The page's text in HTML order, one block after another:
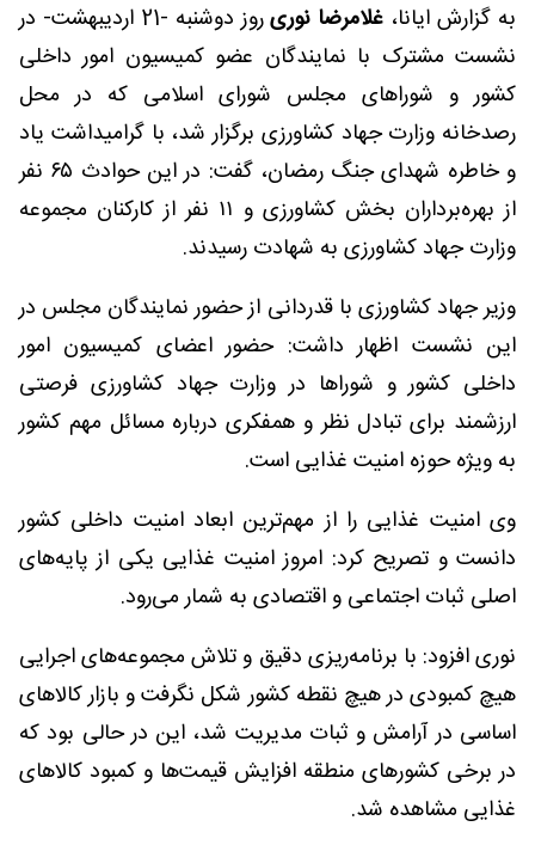
به گزارش ایانا، غلامرضا نوری
روز دوشنبه -21 اردیبهشت- در
نشست مشترک با نمایندگان عضو کمیسیون امور داخلی
کشور و شوراهای مجلس شورای اسلامی که در محل
رصدخانه وزارت جهاد کشاورزی برگزار شد، با گرامیداشت یاد
و خاطره شهدای جنگ رمضان، گفت: در این حوادث ۶۵ نفر
از بهره‌برداران بخش کشاورزی و ۱۱ نفر از کارکنان مجموعه
وزارت جهاد کشاورزی به شهادت رسیدند.
وزیر جهاد کشاورزی با قدردانی از حضور نمایندگان مجلس در
این نشست اظهار داشت: حضور اعضای کمیسیون امور
داخلی کشور و شوراها در وزارت جهاد کشاورزی فرصتی
ارزشمند برای تبادل نظر و همفکری درباره مسائل مهم کشور
به ویژه حوزه امنیت غذایی است.
وی امنیت غذایی را از مهم‌ترین ابعاد امنیت داخلی کشور
دانست و تصریح کرد: امروز امنیت غذایی یکی از پایه‌های
اصلی ثبات اجتماعی و اقتصادی به شمار می‌رود.
نوری افزود: با برنامه‌ریزی دقیق و تلاش مجموعه‌های اجرایی
هیچ کمبودی در هیچ نقطه کشور شکل نگرفت و بازار کالاهای
اساسی در آرامش و ثبات مدیریت شد، این در حالی بود که
در برخی کشورهای منطقه افزایش قیمت‌ها و کمبود کالاهای
غذایی مشاهده شد.